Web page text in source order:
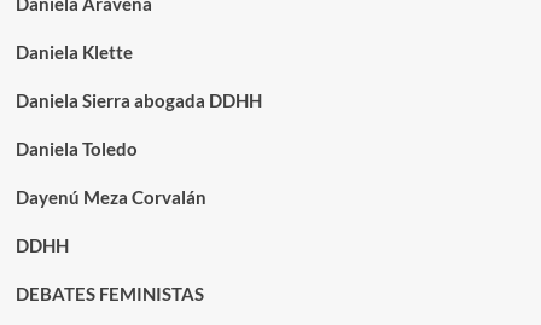
Daniela Klette
Daniela Sierra abogada DDHH
Daniela Toledo
Dayenú Meza Corvalán
DDHH
DEBATES FEMINISTAS